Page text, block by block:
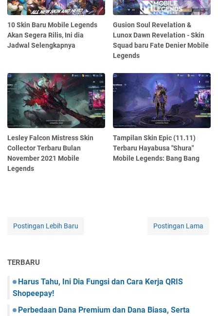
10 Skin Baru Mobile Legends
Akan Segera Rilis, Ini dia
Jadwal Selengkapnya
Gusion Soul Revelation &
Lunox Dawn Revelation - Skin
Squad baru Fate Denier Mobile
Legends
Lesley Falcon Mistress Skin
Collector Terbaru Bulan
November 2021 Mobile
Legends
Tampilan Skin Epic (11.11)
Terbaru Hayabusa "Shura"
Mobile Legends: Bang Bang
Postingan Lebih Baru Postingan Lama
TERBARU
Harus Tahu, Ini Dia Fungsi dan Cara Kerja QRIS
Shopeepay!
Perbedaan Dana Premium dan Dana Biasa, Serta